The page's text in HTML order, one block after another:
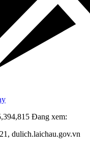
Đang xem:
dulich.laichau.gov.vn